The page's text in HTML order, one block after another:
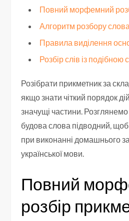
Повний морфемний
Алгоритм розбору
Правила виділення
Розбір слів із подібною
Розібрати прикметник за
якщо знати чіткий порядок
значущі частини.
будова слова підводний,
при виконанні домашнього
української мови.
Повний
розбір